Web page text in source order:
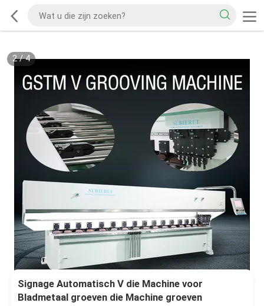
2/4
Signage Automatisch V die Machine voor
Bladmetaal groeven die Machine groeven